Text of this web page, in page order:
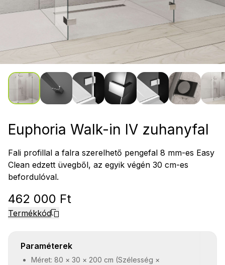
Euphoria Walk-in IV zuhanyfal
Fali profillal a falra szerelhető pengefal 8 mm-es Easy
Clean edzett üvegből, az egyik végén 30 cm-es
befordulóval.
462 000 Ft
Termékkód
Paraméterek
Méret: 80 × 30 × 200 cm (Szélesség ×